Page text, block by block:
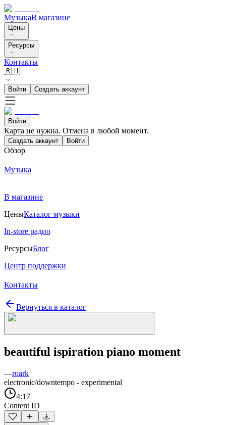
МузыкаВ магазине
Цены
Ресурсы
Контакты
🇷🇺
Войти Создать аккаунт
Войти
Карта не нужна. Отмена в любой момент.
Создать аккаунт Войти
Обзор
Музыка
В магазине
ЦеныКаталог музыки
In-store радио
РесурсыБлог
Центр поддержки
Контакты
Вернуться в каталог
beautiful ispiration piano moment
—roark
electronic/downtempo - experimental
4:17
Content ID